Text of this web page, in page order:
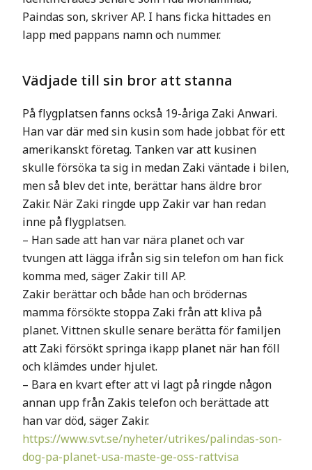
Paindas son, skriver AP. I hans ficka hittades en
lapp med pappans namn och nummer.
Vädjade till sin bror att stanna
På flygplatsen fanns också 19-åriga Zaki Anwari.
Han var där med sin kusin som hade jobbat för ett
amerikanskt företag. Tanken var att kusinen
skulle försöka ta sig in medan Zaki väntade i bilen,
men så blev det inte, berättar hans äldre bror
Zakir. När Zaki ringde upp Zakir var han redan
inne på flygplatsen.
– Han sade att han var nära planet och var
tvungen att lägga ifrån sig sin telefon om han fick
komma med, säger Zakir till AP.
Zakir berättar och både han och brödernas
mamma försökte stoppa Zaki från att kliva på
planet. Vittnen skulle senare berätta för familjen
att Zaki försökt springa ikapp planet när han föll
och klämdes under hjulet.
– Bara en kvart efter att vi lagt på ringde någon
annan upp från Zakis telefon och berättade att
han var död, säger Zakir.
https://www.svt.se/nyheter/utrikes/palindas-son-
dog-pa-planet-usa-maste-ge-oss-rattvisa